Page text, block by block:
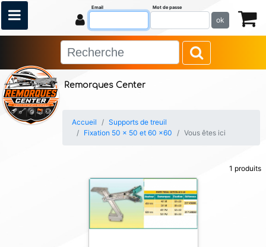
Remorques Center
Email Mot de passe
ok
Accueil
Supports de treuil
Fixation 50 x 50 et 60 x60
Vous êtes ici
1 produits